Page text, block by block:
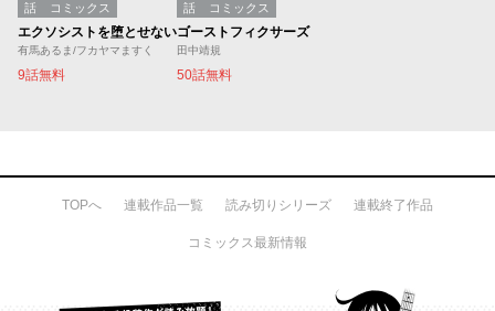
話 コミックス
エクソシストを堕とせない
有馬あるま/フカヤマますく
9話無料
話 コミックス
ゴーストフィクサーズ
田中靖規
50話無料
TOPへ 連載作品一覧 読み切りシリーズ 連載終了作品
コミックス最新情報